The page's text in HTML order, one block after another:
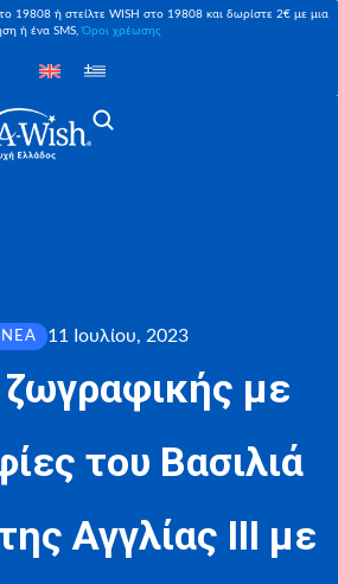
19808 ή στείλτε WISH στο 19808 και δωρίστε 2€ με μια
ή ένα SMS,Όροι χρέωσης
ΝΈΑ 11 Ιουλίου, 2023
με
του Βασιλιά
Αγγλίας ΙΙΙ με